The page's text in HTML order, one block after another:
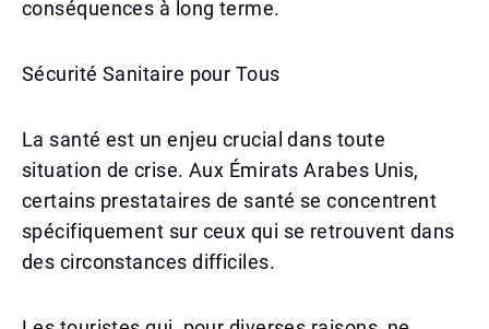
conséquences à long terme.
Sécurité Sanitaire pour Tous
La santé est un enjeu crucial dans toute
situation de crise. Aux Émirats Arabes Unis,
certains prestataires de santé se concentrent
spécifiquement sur ceux qui se retrouvent dans
des circonstances difficiles.